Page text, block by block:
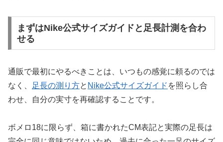
まずはNike公式サイズガイドと足長計測を合わ
せる
通販で最初にやるべきことは、いつもの感覚に頼るのでは
なく、
足長の測り方と Nike公式サイズガイド を照らし合
わせ、自分の実寸を再確認することです。
ボメロ18に限らず、箱に書かれたCM表記と実際の足長は